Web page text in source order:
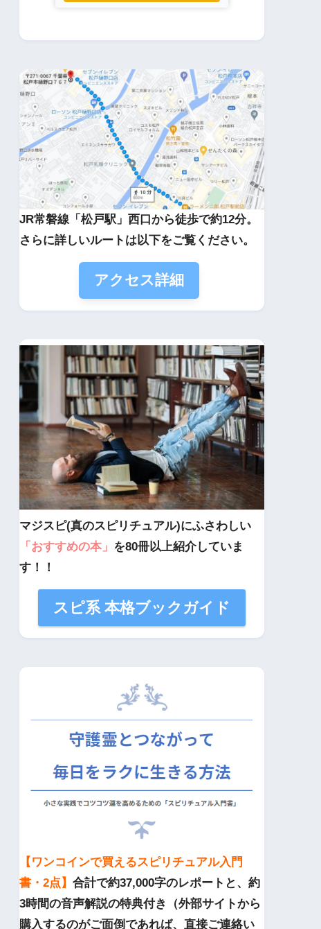
JR常磐線「松戸駅」西口から徒歩で約12分。
さらに詳しいルートは以下をご覧ください。
アクセス詳細
マジスピ(真のスピリチュアル)にふさわしい
「おすすめの本」 を80冊以上紹介していま
す！！
スピ系 本格ブックガイド
【ワンコインで買えるスピリチュアル入門
書・2点】 合計で約37,000字のレポートと、約
3時間の音声解説の特典付き（外部サイトから
購入するのがご面倒であれば、直接ご連絡い